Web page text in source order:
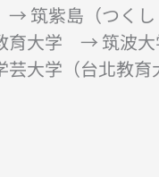
筑紫島（つくし
育大学 → 筑波大
芸大学（台北教育